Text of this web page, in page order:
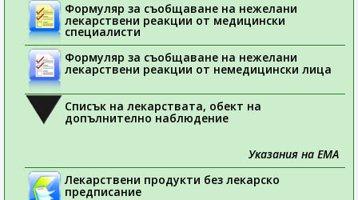
Формуляр за съобщаване на нежелани
лекарствени реакции от медицински
специалисти
Формуляр за съобщаване на нежелани
лекарствени реакции от немедицински лица
Списък на лекарствата, обект на
допълнително наблюдение
Указания на ЕМА
Лекарствени продукти без лекарско
предписание